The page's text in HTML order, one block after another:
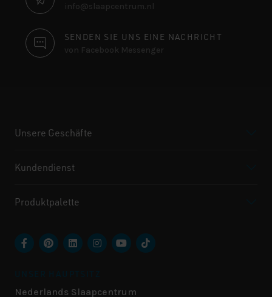
info@slaapcentrum.nl
SENDEN SIE UNS EINE NACHRICHT
von Facebook Messenger
Unsere Geschäfte
Kundendienst
Produktpalette
Nederlands Slaapcentrum